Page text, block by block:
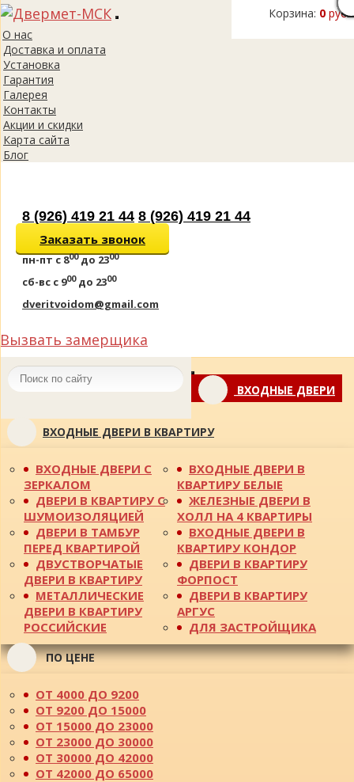
Корзина: 0 руб.
Toggle
О нас
Доставка и оплата
Установка
Гарантия
Галерея
Контакты
Акции и скидки
Карта сайта
Блог
8 (926) 419 21 44 8 (926) 419 21 44
Заказать звонок
пн-пт с 800до 2300
сб-вс с 900до 2300
dveritvoidom@gmail.com
Вызвать замерщика
Toggle
navigationВХОДНЫЕ ДВЕРИ
ВХОДНЫЕ ДВЕРИ В КВАРТИРУ
ВХОДНЫЕ ДВЕРИ С
ЗЕРКАЛОМ
ДВЕРИ В КВАРТИРУ С
ШУМОИЗОЛЯЦИЕЙ
ДВЕРИ В ТАМБУР
ПЕРЕД КВАРТИРОЙ
ДВУСТВОРЧАТЫЕ
ДВЕРИ В КВАРТИРУ
МЕТАЛЛИЧЕСКИЕ
ДВЕРИ В КВАРТИРУ
РОССИЙСКИЕ
ВХОДНЫЕ ДВЕРИ В
КВАРТИРУ БЕЛЫЕ
ЖЕЛЕЗНЫЕ ДВЕРИ В
ХОЛЛ НА 4 КВАРТИРЫ
ВХОДНЫЕ ДВЕРИ В
КВАРТИРУ КОНДОР
ДВЕРИ В КВАРТИРУ
ФОРПОСТ
ДВЕРИ В КВАРТИРУ
АРГУС
ДЛЯ ЗАСТРОЙЩИКА
ПО ЦЕНЕ
ОТ 4000 ДО 9200
ОТ 9200 ДО 15000
ОТ 15000 ДО 23000
ОТ 23000 ДО 30000
ОТ 30000 ДО 42000
ОТ 42000 ДО 65000